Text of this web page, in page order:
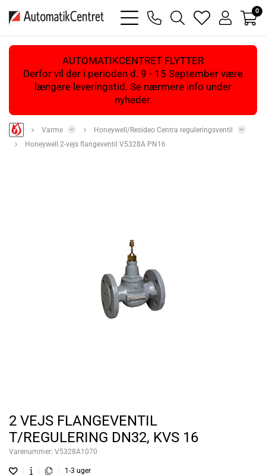
bars
light
phone
magnifying
glass
heart
light
user
light
0
AUTOMATIKCENTRET FLYTTER
Derfor vil der i perioden d. 9 - 15 September være
længere leveringstid. Se nærmere info under
nyheder.
Varme
Honeywell/Resideo Centra reguleringsventil
Honeywell 2-vejs flangeventil V5328A PN16
2 VEJS FLANGEVENTIL
T/REGULERING DN32, KVS 16
Varenummer: V5328A1070
1-3 uger